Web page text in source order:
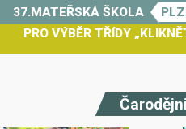
37.MATEŘSKÁ ŠKOLA
PRO VÝBĚR TŘÍDY